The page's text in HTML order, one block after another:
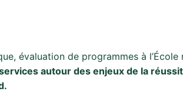
évaluation de programmes à
autour des enjeux de la